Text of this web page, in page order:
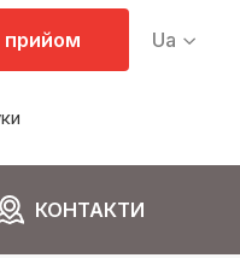
прийом Ua
КОНТАКТИ